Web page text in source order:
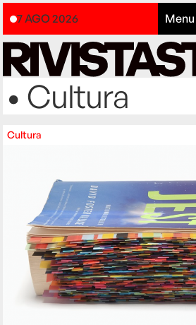
7 AGO 2026 Menu
• Cultura
Cultura